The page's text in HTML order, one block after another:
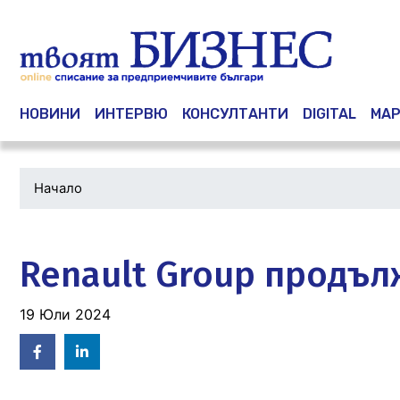
Main navigation
НОВИНИ ИНТЕРВЮ КОНСУЛТАНТИ DIGITAL
Начало
Renault Group
19 Юли 2024
Facebook
in